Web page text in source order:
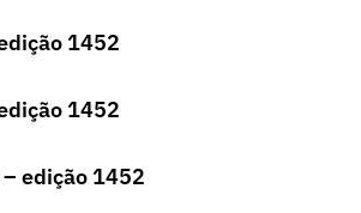
1452
1452
edição 1452